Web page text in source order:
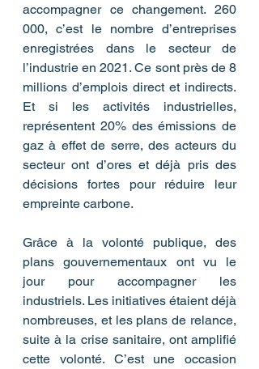
accompagner ce changement. 260
000, c’est le nombre d’entreprises
enregistrées dans le secteur de
l’industrie en 2021. Ce sont près de 8
millions d’emplois direct et indirects.
Et si les activités industrielles,
représentent 20% des émissions de
gaz à effet de serre, des acteurs du
secteur ont d’ores et déjà pris des
décisions fortes pour réduire leur
empreinte carbone.
Grâce à la volonté publique, des
plans gouvernementaux ont vu le
jour pour accompagner les
industriels. Les initiatives étaient déjà
nombreuses, et les plans de relance,
suite à la crise sanitaire, ont amplifié
cette volonté. C’est une occasion